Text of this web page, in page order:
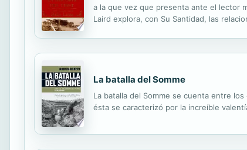
a la que vez que presenta ante el lector
Laird explora, con Su Santidad, las
La batalla del Somme
La batalla del Somme se cuenta entre
ésta se caracterizó por la increíble